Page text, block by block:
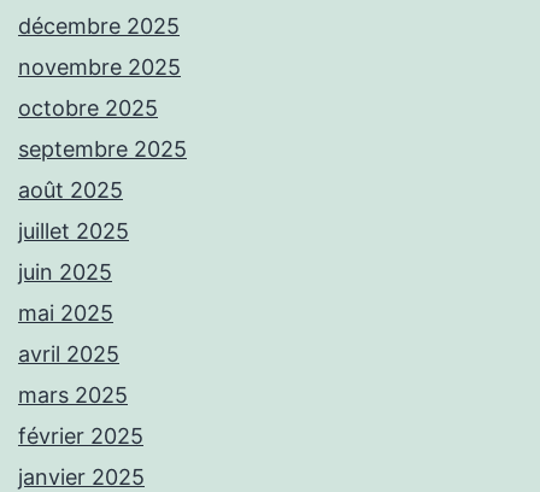
décembre 2025
novembre 2025
octobre 2025
septembre 2025
août 2025
juillet 2025
juin 2025
mai 2025
avril 2025
mars 2025
février 2025
janvier 2025